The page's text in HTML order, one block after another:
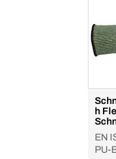
h
EN
PU-